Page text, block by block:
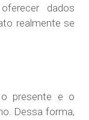
dados
realmente se
presente e o
Dessa forma,